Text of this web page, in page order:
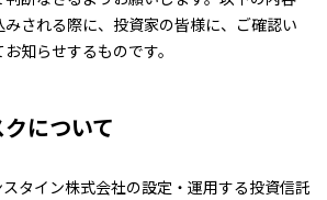
される際に、投資家の皆様に、ご確認い
知らせするものです。
について
タイン株式会社の設定・運用する投資信託